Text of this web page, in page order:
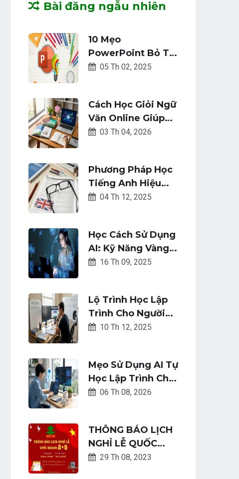
Bài đăng ngẫu nhiên
10 Mẹo
PowerPoint Bỏ Túi
Giúp Bạn Tạo Bài
05 Th 02, 2025
Cách Học Giỏi Ngữ
Văn Online Giúp
Khai Phá Tư Duy
03 Th 04, 2026
Phương Pháp Học
Tiếng Anh Hiệu
Quả Cho Mục Tiêu
04 Th 12, 2025
Học Cách Sử Dụng
AI: Kỹ Năng Vàng
Cho Mọi Ngành
16 Th 09, 2025
Lộ Trình Học Lập
Trình Cho Người
Mới Bắt Đầu
10 Th 12, 2025
Mẹo Sử Dụng AI Tự
Học Lập Trình Cho
Người Mới Bắt Đầu
06 Th 08, 2026
THÔNG BÁO LỊCH
NGHỈ LỄ QUỐC
KHÁNH 02-09-
29 Th 08, 2023